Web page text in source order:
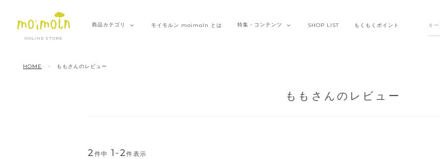
ONLINE STORE
商品カテゴリ モイモルン moimoln とは 特集・ コンテンツ SHOP LIST もくもくポイント
HOME ももさんのレビュー
ももさんのレビュー
2 件中 1 -2件表示